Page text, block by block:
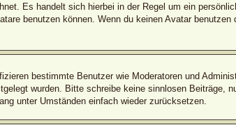
Es handelt sich hierbei in der Regel um ein
benutzen können. Wenn du keinen Avatar
bestimmte Benutzer wie Moderatoren und
wurden. Bitte schreibe keine sinnlosen Beiträge,
unter Umständen einfach wieder zurücksetzen.